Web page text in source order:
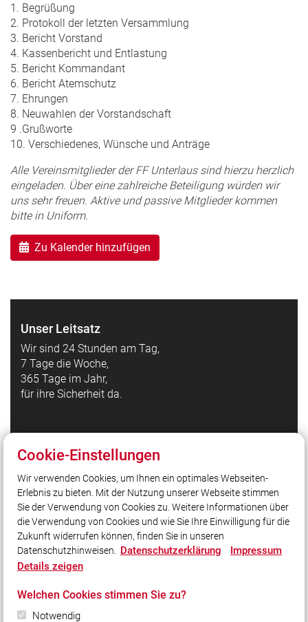
1. Begrüßung
2. Protokoll der letzten Versammlung
3. Bericht Vorstand
4. Kassenbericht und Entlastung
5. Bericht Kommandant
6. Bericht Atemschutz
7. Ehrungen
8. Neuwahlen der Vorstandschaft
9 .Grußworte
10. Verschiedenes, Wünsche und Anträge
Alle Vereinsmitglieder der FF Unterlaus sind hierzu herzlich
eingeladen. Über eine zahlreiche Beteiligung würden wir
uns sehr freuen. Aktive und passive Mitglieder kommen
bitte in Uniform.
Zu Kalender hinzufügen
Unser Leitsatz
Wir sind 24 Stunden am Tag,
7 Tage die Woche,
365 Tage im Jahr,
für ihre Sicherheit da.
Einsatzberichte
Aktuelles von der Feuerwehr Unterlaus
Bürgerinfo
Kreisfeuerwehrverband Rosenheim
Social Media
Bleiben Sie mit uns in Kontakt und vernetzen Sie sich
mit uns!
Cookie-Einstellungen
Wir verwenden Cookies, um Ihnen ein optimales Webseiten-
Erlebnis zu bieten. Mit der Nutzung unserer Webseite stimmen
Sie der Verwendung von Cookies zu. Weitere Informationen über
die Verwendung von Cookies und wie Sie Ihre Einwilligung für die
Zukunft widerrufen können, finden Sie in unseren
Datenschutzhinweisen. Datenschutzerklärung
Impressum
Details zeigen
Welchen Cookies stimmen Sie zu?
Notwendig